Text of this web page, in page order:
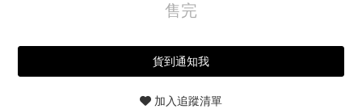
售完
貨到通知我
加入追蹤清單